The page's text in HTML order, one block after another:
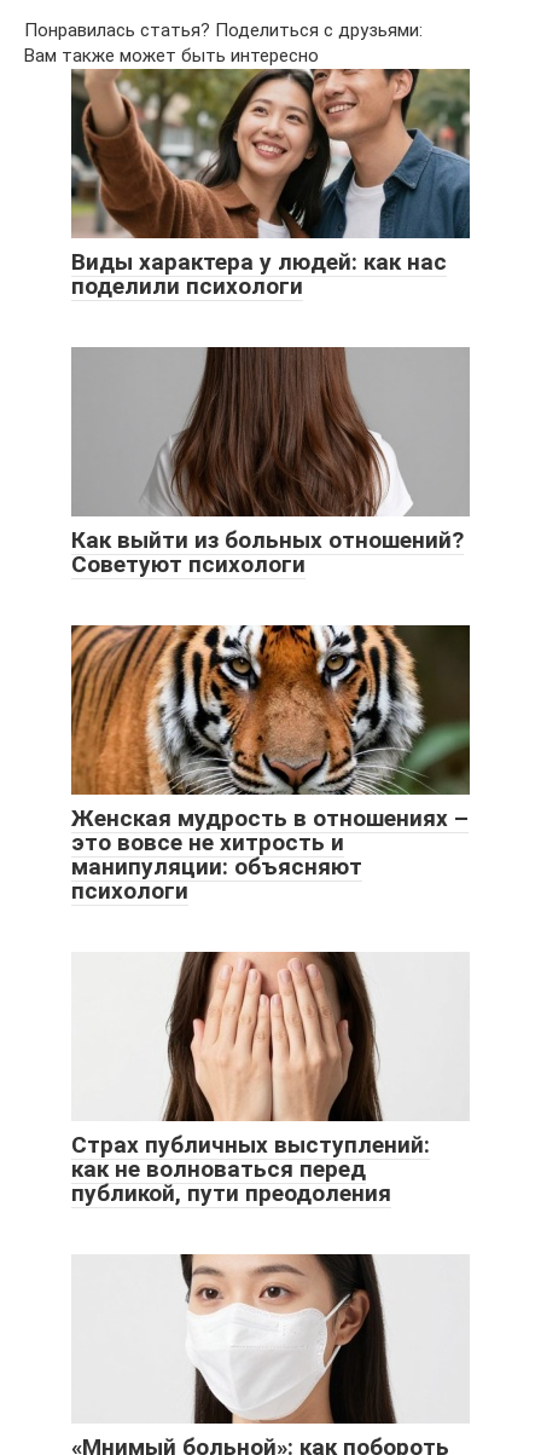
Понравилась статья? Поделиться с друзьями:
Вам также может быть интересно
Виды характера у людей: как нас
поделили психологи
Как выйти из больных отношений?
Советуют психологи
Женская мудрость в отношениях –
это вовсе не хитрость и
манипуляции: объясняют
психологи
Страх публичных выступлений:
как не волноваться перед
публикой, пути преодоления
«Мнимый больной»: как побороть